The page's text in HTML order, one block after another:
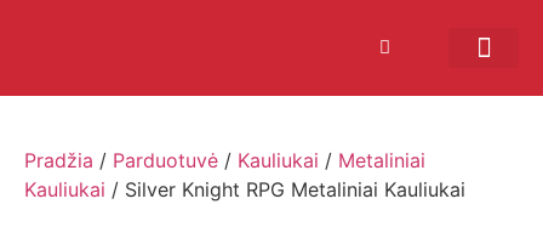
Pradžia / Parduotuvė / Kauliukai / Metaliniai
Kauliukai / Silver Knight RPG Metaliniai Kauliukai